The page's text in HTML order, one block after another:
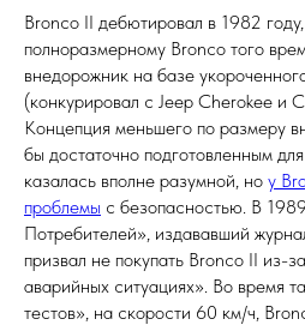
Bronco II дебютировал в 1982
полноразмерному Bronco того
внедорожник на базе
(конкурировал с Jeep Cherokee и
Концепция меньшего по размеру
бы достаточно подготовленным
казалась вполне разумной, но у
проблемы с безопасностью. В
Потребителей», издававший
призвал не покупать Bronco II из-
аварийных ситуациях». Во время
тестов», на скорости 60 км/ч,